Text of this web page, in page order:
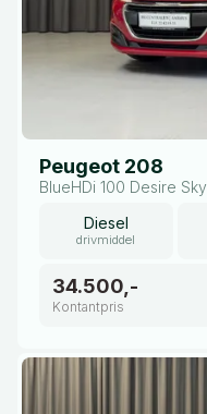
Peugeot 208
BlueHDi 100 Desire Sky
Diesel
drivmiddel
34.500,-
Kontantpris